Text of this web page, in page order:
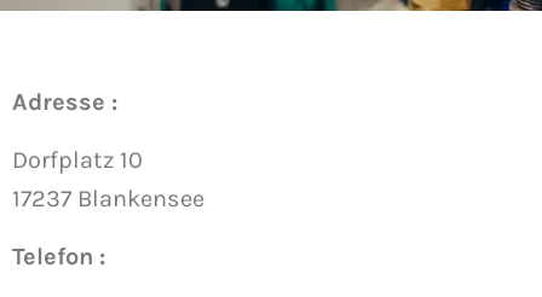
Adresse :
Dorfplatz 10
17237 Blankensee
Telefon :